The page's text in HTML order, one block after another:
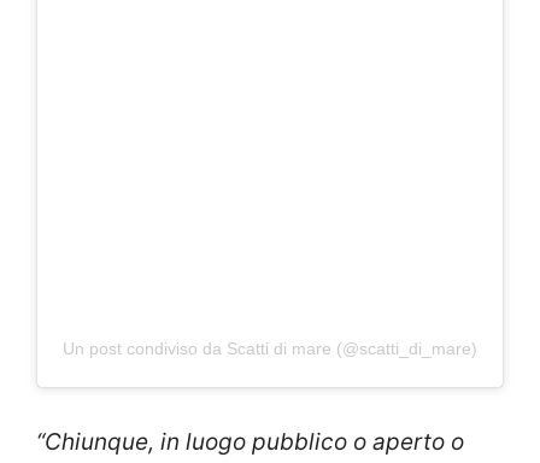
Un post condiviso da Scatti di mare (@scatti_di_mare)
“Chiunque, in luogo pubblico o aperto o